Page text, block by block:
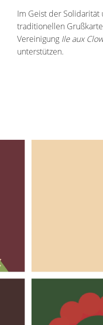
Im Geist der Solidarität
traditionellen
Vereinigung Ile aux
unterstützen.